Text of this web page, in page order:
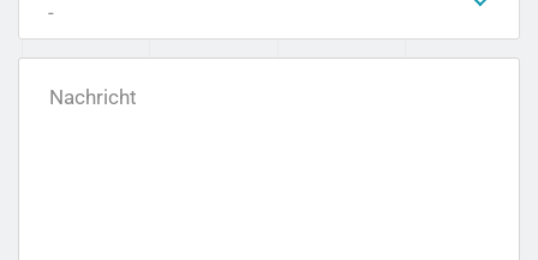
-
Nachricht